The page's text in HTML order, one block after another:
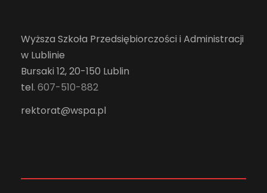
Wyższa Szkoła Przedsiębiorczości i Administracji
w Lublinie
Bursaki 12, 20-150 Lublin
tel. 607-510-882
rektorat@wspa.pl